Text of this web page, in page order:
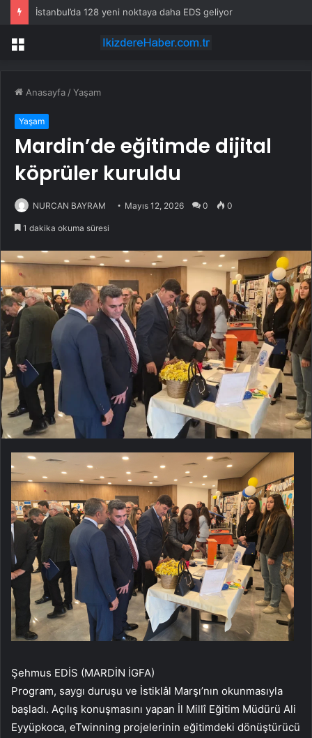
İstanbul’da 128 yeni noktaya daha EDS geliyor
Menü
Anasayfa /Yaşam
Yaşam
Mardin’de eğitimde dijital
köprüler kuruldu
NURCAN BAYRAM Mayıs 12, 2026 0 0
1 dakika okuma süresi
Şehmus EDİS (MARDİN İGFA)
Program, saygı duruşu ve İstiklâl Marşı’nın okunmasıyla
başladı. Açılış konuşmasını yapan İl Millî Eğitim Müdürü Ali
Eyyüpkoca, eTwinning projelerinin eğitimdeki dönüştürücü